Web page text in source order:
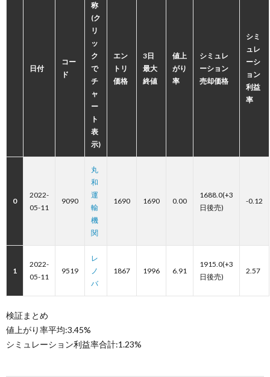
日付
コー
ド
称
(ク
リ
ッ
ク
で
チ
ャ
ー
ト
表
示)
エン
トリ
価格
3日
最大
終値
値上
がり
率
シミュレ
ーション
売却価格
シミ
ュレ
ーシ
ョン
利益
率
0
2022-
05-11
9090
丸
和
運
輸
機
関
1690 1690 0.00
1688.0(+3
日後売)
-0.12
1
2022-
05-11
9519
レ
ノ
バ
1867 1996 6.91
1915.0(+3
日後売)
2.57
検証まとめ
値上がり率平均:3.45%
シミュレーション利益率合計:1.23%